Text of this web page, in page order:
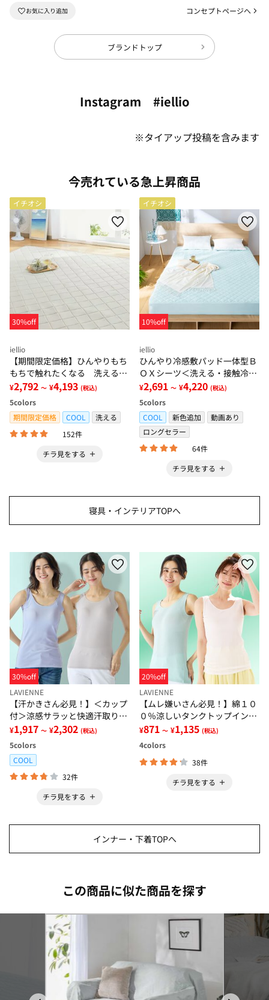
コンセプトページへ
ブランドトップ
Instagram #iellio
※タイアップ投稿を含みます
今売れている急上昇商品
イチオシ
30%off
iellio
【期間限定価格】ひんやりもち
もちで触れたくなる 洗えるラ
グ＜低反発・滑りにくい・接触
冷感・防ダニ・カーペット＞
¥2,792 ～ ¥4,193 (税込)
5colors
期間限定価格
COOL
洗える
152件
チラ見をする
イチオシ
10%off
iellio
ひんやり冷感敷パッド一体型Ｂ
ＯＸシーツ＜洗える・接触冷
感・抗菌防臭・時短・家事楽・
ボックスシーツ・寝苦しさ対策
＞
¥2,691 ～ ¥4,220 (税込)
5colors
COOL
新色追加
動画あり
ロングセラー
64件
チラ見をする
寝具・インテリアTOPへ
30%off
LAVIENNE
【汗かきさん必見！】＜カップ
付＞涼感サラッと快適汗取りタ
ンクトップインナー＜さらりラ
ボ＞
¥1,917 ～ ¥2,302 (税込)
5colors
COOL
32件
チラ見をする
20%off
LAVIENNE
【ムレ嫌いさん必見！】綿１０
０％涼しいタンクトップインナ
ー＜さらりラボ＞
¥871 ～ ¥1,135 (税込)
4colors
38件
チラ見をする
インナー・下着TOPへ
この商品に似た商品を探す